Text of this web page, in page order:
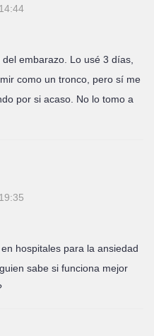
embarazo. Lo usé 3 días,
como un tronco, pero sí me
por si acaso. No lo tomo a
hospitales para la ansiedad
sabe si funciona mejor